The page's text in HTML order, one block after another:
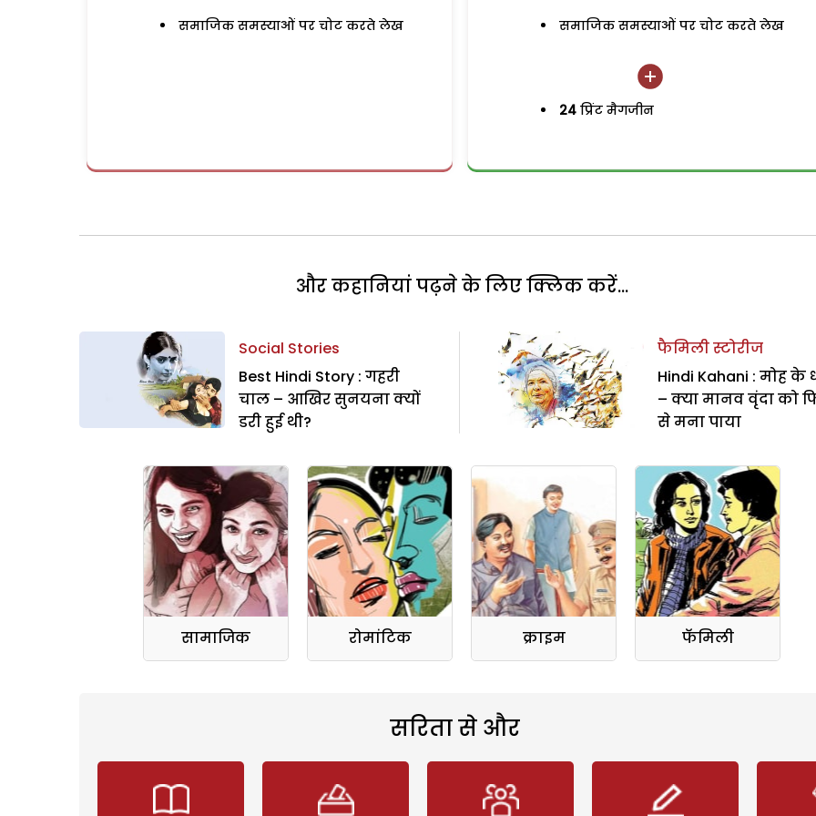
समाजिक समस्याओं पर चोट करते लेख समाजिक समस्याओं पर चोट करते लेख
24 प्रिंट मैगजीन
और कहानियां पढ़ने के लिए क्लिक करें...
Social Stories
Best Hindi Story : गहरी
चाल – आखिर सुनयना क्यों
डरी हुई थी?
फैमिली स्टोरीज
Hindi Kahani : मोह के
– क्या मानव वृंदा को
से मना पाया
सामाजिक रोमांटिक क्राइम फॅमिली
सरिता से और